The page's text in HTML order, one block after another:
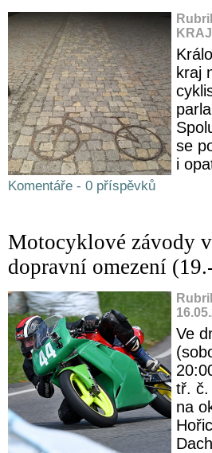
kraj
se
i
Komentáře - 0 příspěvků
Motocyklové závody
dopravní omezení
Ve
tř. č.
na